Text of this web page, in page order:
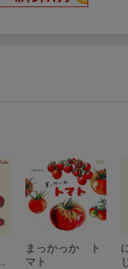
まっかっか ト
マト